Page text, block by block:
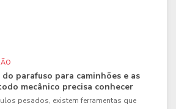
parafuso para caminhões e as
mecânico precisa conhecer
pesados, existem ferramentas que